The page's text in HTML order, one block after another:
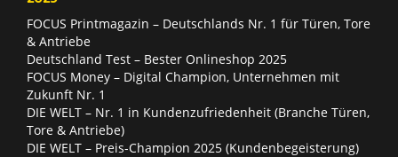
FOCUS Printmagazin – Deutschlands Nr. 1 für Türen, Tore
& Antriebe
Deutschland Test – Bester Onlineshop 2025
FOCUS Money – Digital Champion, Unternehmen mit
Zukunft Nr. 1
DIE WELT – Nr. 1 in Kundenzufriedenheit (Branche Türen,
Tore & Antriebe)
DIE WELT – Preis-Champion 2025 (Kundenbegeisterung)